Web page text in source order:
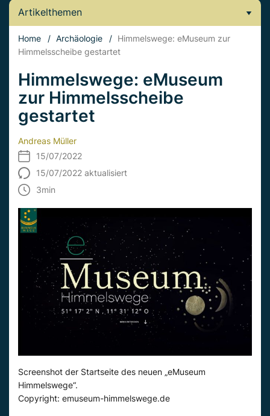
Artikelthemen
Home / Archäologie / Himmelswege: eMuseum zur
Himmelsscheibe gestartet
Himmelswege: eMuseum
zur Himmelsscheibe
gestartet
Andreas Müller
15/07/2022
15/07/2022 aktualisiert
3min
Screenshot der Startseite des neuen „eMuseum
Himmelswege“.
Copyright: emuseum-himmelswege.de